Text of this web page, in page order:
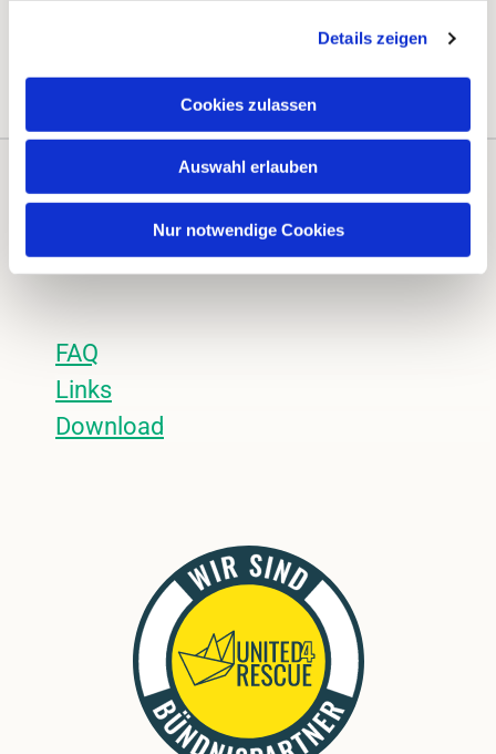
Details zeigen
Cookies zulassen
Auswahl erlauben
Nur notwendige Cookies
Instagram
FAQ
Links
Download